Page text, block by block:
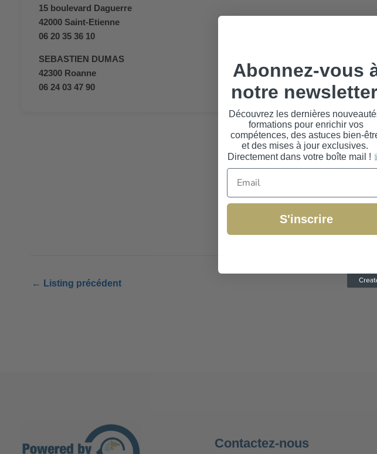
15 boulevard Daguerre
42000 Saint-Etienne
06 20 35 36 10
SEBASTIEN DUMAS
42300 Roanne
06 24 03 47 90
← Listing précédent
Contactez-nous
Abonnez-vous
notre
Découvrez les dernières
formations pour enrichir vos
compétences, des astuces bien-
et des mises à jour exclusives.
Directement dans votre boîte mail !
Email
S'inscrire